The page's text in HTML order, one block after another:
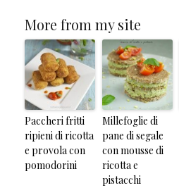
More from my site
Paccheri fritti
ripieni di ricotta
e provola con
pomodorini
Millefoglie di
pane di segale
con mousse di
ricotta e
pistacchi